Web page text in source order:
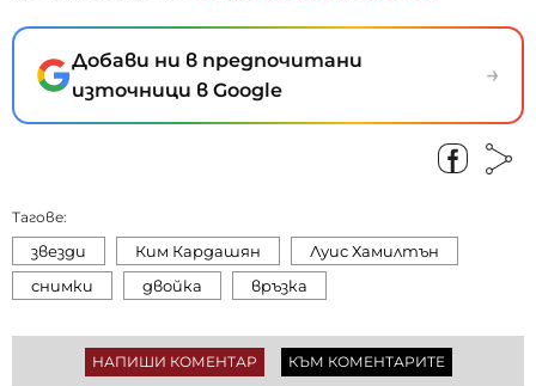
Добави ни в предпочитани
източници в Google
→
Тагове:
звезди Ким Кардашян
Луис Хамилтън
снимки
двойка връзка
НАПИШИ КОМЕНТАР КЪМ КОМЕНТАРИТЕ